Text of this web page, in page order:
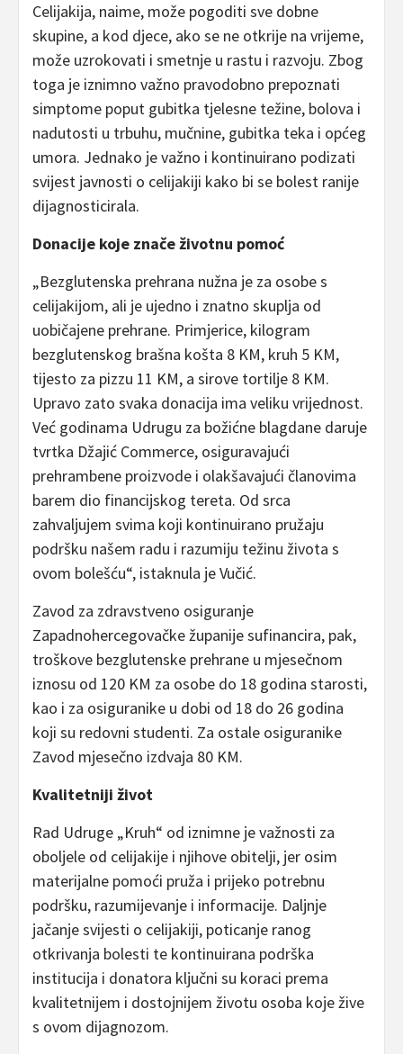
Celijakija, naime, može pogoditi sve dobne
skupine, a kod djece, ako se ne otkrije na vrijeme,
može uzrokovati i smetnje u rastu i razvoju. Zbog
toga je iznimno važno pravodobno prepoznati
simptome poput gubitka tjelesne težine, bolova i
nadutosti u trbuhu, mučnine, gubitka teka i općeg
umora. Jednako je važno i kontinuirano podizati
svijest javnosti o celijakiji kako bi se bolest ranije
dijagnosticirala.
Donacije koje znače životnu pomoć
„Bezglutenska prehrana nužna je za osobe s
celijakijom, ali je ujedno i znatno skuplja od
uobičajene prehrane. Primjerice, kilogram
bezglutenskog brašna košta 8 KM, kruh 5 KM,
tijesto za pizzu 11 KM, a sirove tortilje 8 KM.
Upravo zato svaka donacija ima veliku vrijednost.
Već godinama Udrugu za božićne blagdane daruje
tvrtka Džajić Commerce, osiguravajući
prehrambene proizvode i olakšavajući članovima
barem dio financijskog tereta. Od srca
zahvaljujem svima koji kontinuirano pružaju
podršku našem radu i razumiju težinu života s
ovom bolešću“, istaknula je Vučić.
Zavod za zdravstveno osiguranje
Zapadnohercegovačke županije sufinancira, pak,
troškove bezglutenske prehrane u mjesečnom
iznosu od 120 KM za osobe do 18 godina starosti,
kao i za osiguranike u dobi od 18 do 26 godina
koji su redovni studenti. Za ostale osiguranike
Zavod mjesečno izdvaja 80 KM.
Kvalitetniji život
Rad Udruge „Kruh“ od iznimne je važnosti za
oboljele od celijakije i njihove obitelji, jer osim
materijalne pomoći pruža i prijeko potrebnu
podršku, razumijevanje i informacije. Daljnje
jačanje svijesti o celijakiji, poticanje ranog
otkrivanja bolesti te kontinuirana podrška
institucija i donatora ključni su koraci prema
kvalitetnijem i dostojnijem životu osoba koje žive
s ovom dijagnozom.